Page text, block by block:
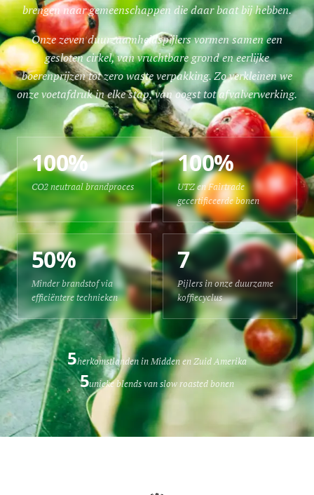
brengen naar gemeenschappen die daar baat bij hebben.
Onze zeven duurzaamheidspijlers vormen samen een
gesloten cirkel, van vruchtbare grond en eerlijke
boerenprijzen tot zero waste verpakking. Zo verkleinen we
onze voetafdruk in elke stap, van oogst tot afvalverwerking.
100%
CO2 neutraal brandproces
100%
UTZ en Fairtrade
gecertificeerde bonen
50%
Minder brandstof via
efficiëntere technieken
7
Pijlers in onze duurzame
koffiecyclus
5herkomstlanden in Midden en Zuid Amerika
5unieke blends van slow roasted bonen